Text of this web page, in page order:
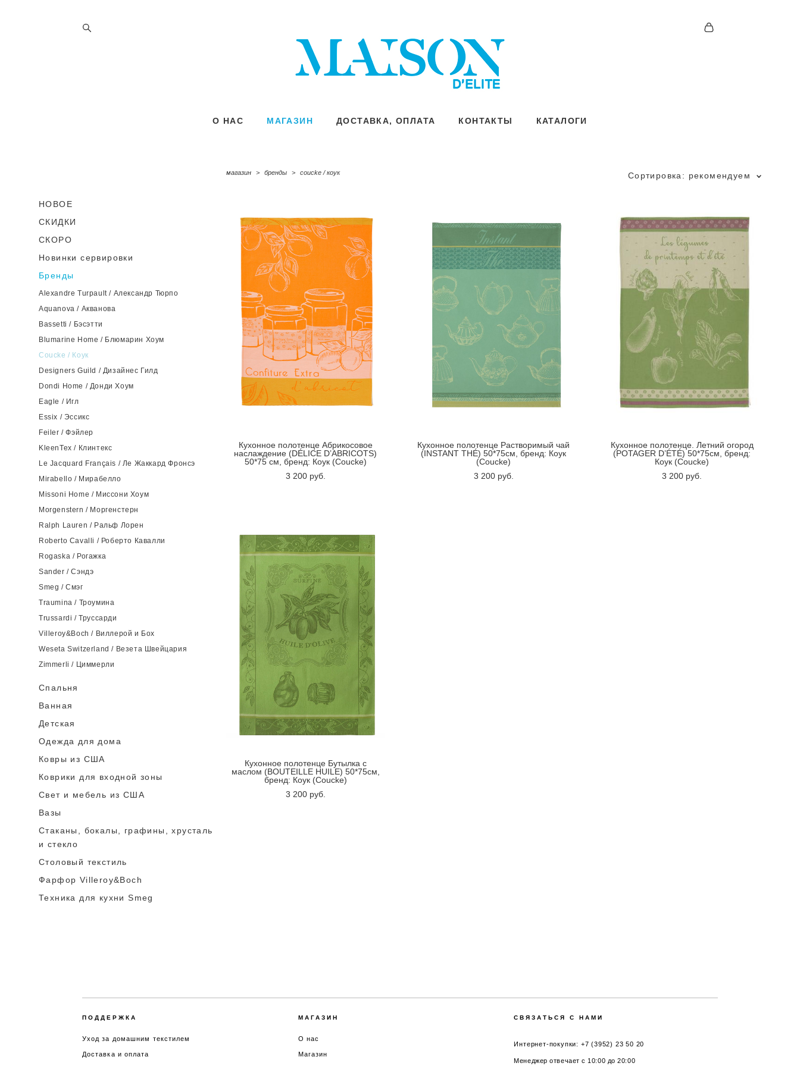
О НАС МАГАЗИН ДОСТАВКА, ОПЛАТА КОНТАКТЫ КАТАЛОГИ
О НАС МАГАЗИН ДОСТАВКА, ОПЛАТА КОНТАКТЫ КАТАЛОГИ
НОВОЕ
СКИДКИ
СКОРО
Новинки сервировки
Бренды
Alexandre Turpault / Александр Тюрпо
Aquanova / Акванова
Bassetti / Бэсэтти
Blumarine Home / Блюмарин Хоум
Coucke / Коук
Designers Guild / Дизайнес Гилд
Dondi Home / Донди Хоум
Eagle / Игл
Essix / Эссикс
Feiler / Фэйлер
KleenTex / Клинтекс
Le Jacquard Français / Ле Жаккард Фронсэ
Mirabello / Мирабелло
Missoni Home / Миссони Хоум
Morgenstern / Моргенстерн
Ralph Lauren / Ральф Лорен
Roberto Cavalli / Роберто Кавалли
Rogaska / Рогажка
Sander / Сэндэ
Smeg / Смэг
Traumina / Троумина
Trussardi / Труссарди
Villeroy&Boch / Виллерой и Бох
Weseta Switzerland / Везета Швейцария
Zimmerli / Циммерли
Спальня
Ванная
Детская
Одежда для дома
Ковры из США
Коврики для входной зоны
Cвет и мебель из США
Вазы
Стаканы, бокалы, графины, хрусталь
и стекло
Столовый текстиль
Фарфор Villeroy&Boch
Техника для кухни Smeg
магазин > бренды > coucke / коук Сортировка: рекомендуем
Кухонное полотенце Абрикосовое
наслаждение (DÉLICE D’ABRICOTS)
50*75 см, бренд: Коук (Coucke)
3 200 pуб.
Кухонное полотенце Растворимый чай
(INSTANT THÉ) 50*75см, бренд: Коук
(Coucke)
3 200 pуб.
Кухонное полотенце. Летний огород
(POTAGER D’ÉTÉ) 50*75см, бренд:
Коук (Coucke)
3 200 pуб.
Кухонное полотенце Бутылка с
маслом (BOUTEILLE HUILE) 50*75см,
бренд: Коук (Coucke)
3 200 pуб.
ПОДДЕРЖКА
Уход за домашним текстилем
Доставка и оплата
МАГАЗИН
О нас
Магазин
СВЯЗАТЬСЯ С НАМИ
Интернет-покупки: +7 (3952) 23 50 20
Менеджер отвечает с 10:00 до 20:00